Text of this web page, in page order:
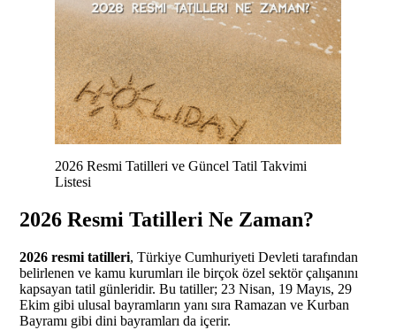
2026 Resmi Tatilleri ve Güncel Tatil Takvimi
Listesi
2026 Resmi Tatilleri Ne Zaman?
2026 resmi tatilleri, Türkiye Cumhuriyeti Devleti tarafından
belirlenen ve kamu kurumları ile birçok özel sektör çalışanını
kapsayan tatil günleridir. Bu tatiller; 23 Nisan, 19 Mayıs, 29
Ekim gibi ulusal bayramların yanı sıra Ramazan ve Kurban
Bayramı gibi dini bayramları da içerir.